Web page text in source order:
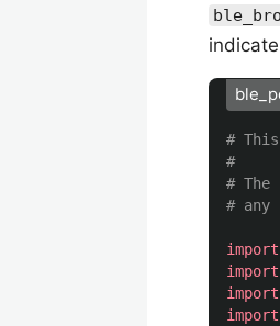
indicate
#
#
#
import
import
import
import